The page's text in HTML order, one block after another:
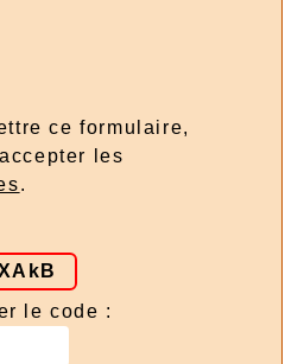
ce formulaire,
les
.
le code :